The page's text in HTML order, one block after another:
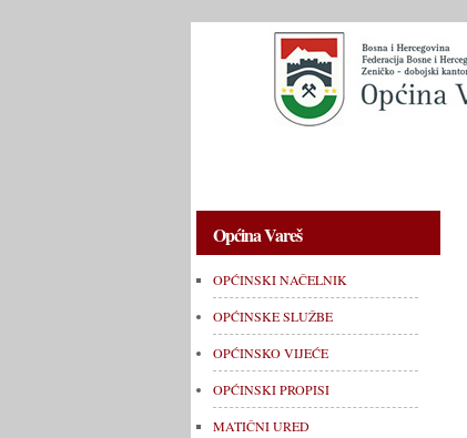
Općina Vareš
OPĆINSKI NAČELNIK
OPĆINSKE SLUŽBE
OPĆINSKO VIJEĆE
OPĆINSKI PROPISI
MATIČNI URED